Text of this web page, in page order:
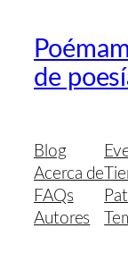
de
Blog
Acerca de
FAQs
Autores